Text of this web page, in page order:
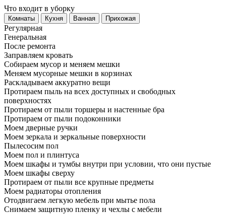
Что входит в уборку
Регу­лярная
Гене­ральная
После ремонта
Заправляем кровать
Собираем мусор и меняем мешки
Меняем мусорные мешки в корзинах
Раскладываем аккуратно вещи
Протираем пыль на всех доступных и свободных
поверхностях
Протираем от пыли торшеры и настенные бра
Протираем от пыли подоконники
Моем дверные ручки
Моем зеркала и зеркальные поверхности
Пылесосим пол
Моем пол и плинтуса
Моем шкафы и тумбы внутри при условии, что они пустые
Моем шкафы сверху
Протираем от пыли все крупные предметы
Моем радиаторы отопления
Отодвигаем легкую мебель при мытье пола
Снимаем защитную пленку и чехлы с мебели